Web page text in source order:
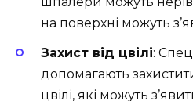
на поверхні можуть
Захист від цвілі:
допомагають
цвілі, які можуть